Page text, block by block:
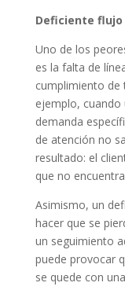
Deficiente flujo
Uno de los
es la falta de
cumplimiento de
ejemplo, cuando
demanda
de atención no
resultado: el
que no
Asimismo, un
hacer que se
un seguimiento
puede provocar
se quede con